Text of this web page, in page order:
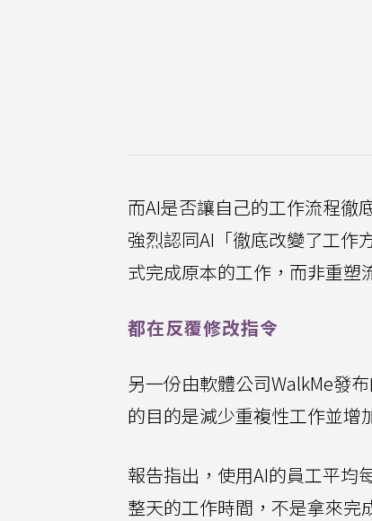
而AI是否讓自己的工作流程徹
強烈認同AI「徹底改變了工作
式完成原本的工作，而非重塑
都在反覆修改指令
另一份由軟體公司WalkMe發
的目的是減少重複性工作並增
報告指出，使用AI的員工平均
整天的工作時間，不是拿來完